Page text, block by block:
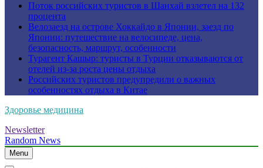
Поток российских туристов в Шанхай взлетел на 132
процента
Велозаезд на острове Хоккайдо в Японии, заезд по
Японии: путешествие на велосипеде, цена,
безопасность, маршрут, особенности
Турагент Кашыр: туристы в Турции отказываются от
отелей из-за роста цены отдыха
Российских туристов предупредили о важных
особенностях отдыха в Китае
Здоровье медицина
Newsletter
Random News
Menu